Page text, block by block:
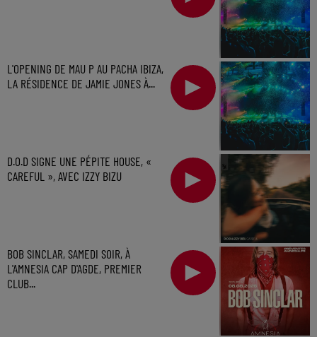
L'OPENING DE MAU P AU PACHA IBIZA,
LA RÉSIDENCE DE JAMIE JONES À...
D.O.D SIGNE UNE PÉPITE HOUSE, «
CAREFUL », AVEC IZZY BIZU
BOB SINCLAR, SAMEDI SOIR, À
L'AMNESIA CAP D'AGDE, PREMIER
CLUB...